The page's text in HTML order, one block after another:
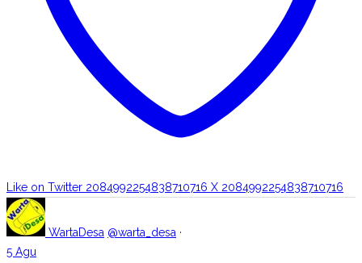
Like on Twitter 2084992254838710716 X 2084992254838710716
WartaDesa @warta_desa ·
5 Agu